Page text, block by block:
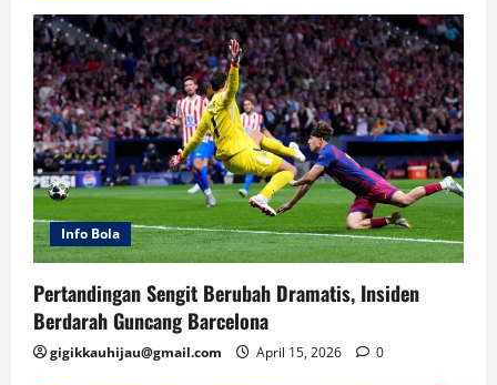
Info Bola
Pertandingan Sengit Berubah Dramatis, Insiden
Berdarah Guncang Barcelona
gigikkauhijau@gmail.com April 15, 2026 0